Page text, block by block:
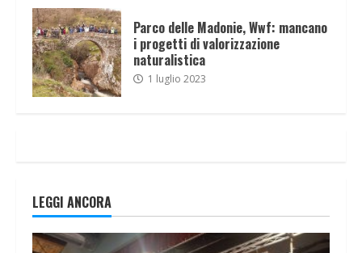
Parco delle Madonie, Wwf: mancano
i progetti di valorizzazione
naturalistica
1 luglio 2023
LEGGI ANCORA